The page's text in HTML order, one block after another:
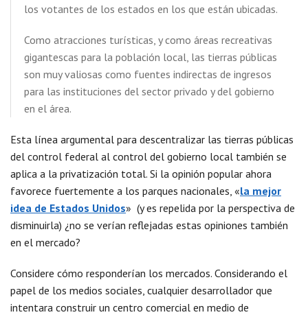
los votantes de los estados en los que están ubicadas.
Como atracciones turísticas, y como áreas recreativas
gigantescas para la población local, las tierras públicas
son muy valiosas como fuentes indirectas de ingresos
para las instituciones del sector privado y del gobierno
en el área.
Esta línea argumental para descentralizar las tierras públicas
del control federal al control del gobierno local también se
aplica a la privatización total. Si la opinión popular ahora
favorece fuertemente a los parques nacionales, «la mejor
idea de Estados Unidos» (y es repelida por la perspectiva de
disminuirla) ¿no se verían reflejadas estas opiniones también
en el mercado?
Considere cómo responderían los mercados. Considerando el
papel de los medios sociales, cualquier desarrollador que
intentara construir un centro comercial en medio de